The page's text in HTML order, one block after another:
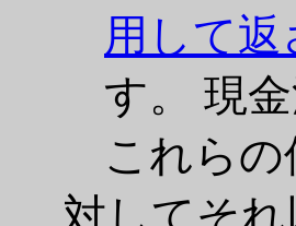
用して
す。 現
これら
対してそ